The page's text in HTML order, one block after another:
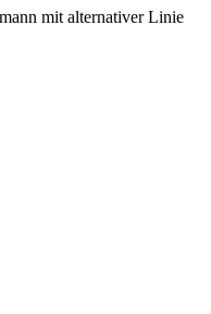
mit alternativer Linie